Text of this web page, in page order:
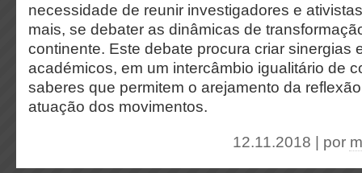
necessidade de reunir investigadores e
mais, se debater as dinâmicas de
continente. Este debate procura criar sinergias
académicos, em um intercâmbio igualitário de
saberes que permitem o arejamento da
atuação dos movimentos.
12.11.2018 | por